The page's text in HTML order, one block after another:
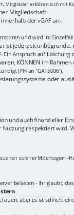
Mitglieder erklären sich mit
Mitgliedschaft.
der vGAF an.
und wird im
ist jederzeit unbegründet
Anspruch auf Löschung
KÖNNEN im
(PN an "GAF5006").
oder
und auch finanzieller
respektiert
solcher
belasten - Ihr glaubt,
aber es ist schlicht